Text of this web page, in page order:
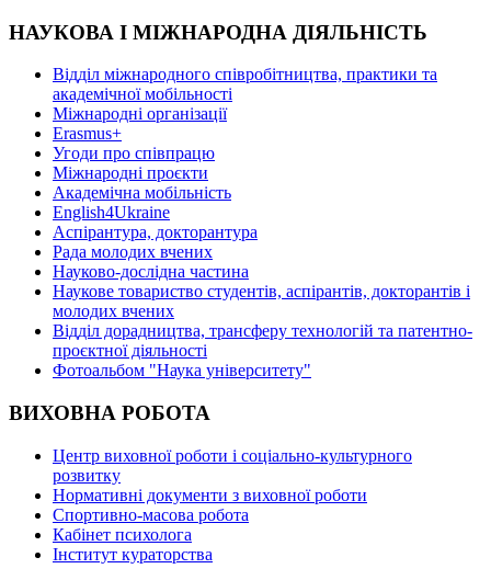
НАУКОВА І МІЖНАРОДНА ДІЯЛЬНІСТЬ
Відділ міжнародного співробітництва, практики та
академічної мобільності
Міжнародні організації
Erasmus+
Угоди про співпрацю
Міжнародні проєкти
Академічна мобільність
English4Ukraine
Аспірантура, докторантура
Рада молодих вчених
Науково-дослідна частина
Наукове товариство студентів, аспірантів, докторантів і
молодих вчених
Відділ дорадництва, трансферу технологій та патентно-
проєктної діяльності
Фотоальбом "Наука університету"
ВИХОВНА РОБОТА
Центр виховної роботи і соціально-культурного
розвитку
Нормативні документи з виховної роботи
Спортивно-масова робота
Кабінет психолога
Інститут кураторства